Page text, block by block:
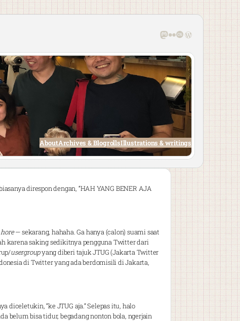
Mastodon
Flickr
Last.fm
WordPress
AboutArchives & BlogrollsIllustrations & writings
direspon dengan, “HAH YANG BENER AJA
hore— sekarang, hahaha. Ga hanya (calon) suami saat
karena saking sedikitnya pengguna Twitter dari
usergroupyang diberi tajuk JTUG (Jakarta Twitter
di Twitter yang ada berdomisili di Jakarta,
diceletukin, “ke JTUG aja.” Selepas itu, halo
belum bisa tidur, begadang nonton bola, ngerjain